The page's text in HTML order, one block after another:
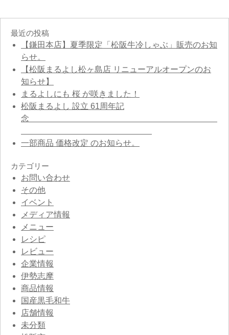
最近の投稿
【鎌田本店】夏季限定「松阪牛冷しゃぶ」販売のお知
らせ。
【松阪まるよし松ヶ島店 リニューアルオープンのお
知らせ】
まるよしにも 桜 が咲きました！
松阪まるよし 設立 61周年記
念
一部商品 価格改定 のお知らせ。
カテゴリー
お問い合わせ
その他
イベント
メディア情報
メニュー
レシピ
レビュー
企業情報
伊勢志摩
商品情報
国産黒毛和牛
店舗情報
未分類